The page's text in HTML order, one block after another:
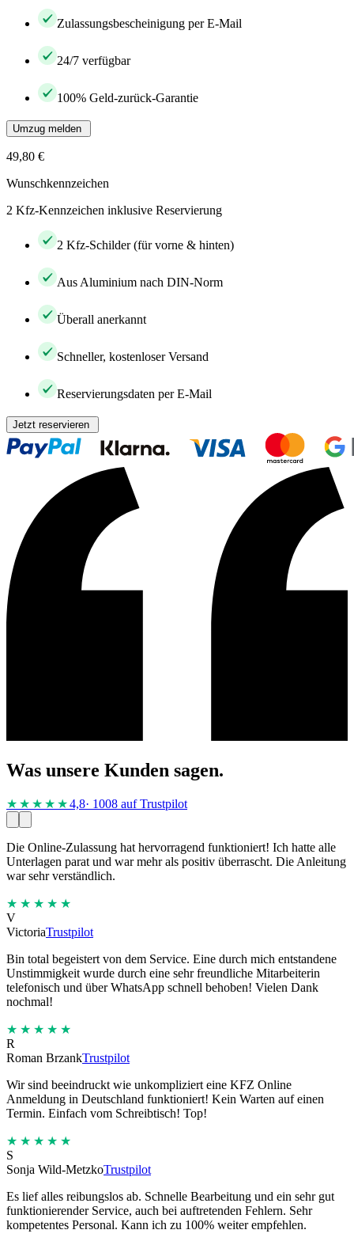
Zulassungsbescheinigung per E-Mail
24/7 verfügbar
100% Geld-zurück-Garantie
Umzug melden
49,80 €
Wunschkennzeichen
2 Kfz-Kennzeichen inklusive Reservierung
2 Kfz-Schilder (für vorne & hinten)
Aus Aluminium nach DIN-Norm
Überall anerkannt
Schneller, kostenloser Versand
Reservierungsdaten per E-Mail
Jetzt reservieren
Was unsere Kunden sagen.
★★★★ ★4,8· 1008 auf Trustpilot
Die Online-Zulassung hat hervorragend funktioniert! Ich hatte alle
Unterlagen parat und war mehr als positiv überrascht. Die Anleitung
war sehr verständlich.
★★★★★
V
VictoriaTrustpilot
Bin total begeistert von dem Service. Eine durch mich entstandene
Unstimmigkeit wurde durch eine sehr freundliche Mitarbeiterin
telefonisch und über WhatsApp schnell behoben! Vielen Dank
nochmal!
★★★★★
R
Roman BrzankTrustpilot
Wir sind beeindruckt wie unkompliziert eine KFZ Online
Anmeldung in Deutschland funktioniert! Kein Warten auf einen
Termin. Einfach vom Schreibtisch! Top!
★★★★★
S
Sonja Wild-MetzkoTrustpilot
Es lief alles reibungslos ab. Schnelle Bearbeitung und ein sehr gut
funktionierender Service, auch bei auftretenden Fehlern. Sehr
kompetentes Personal. Kann ich zu 100% weiter empfehlen.